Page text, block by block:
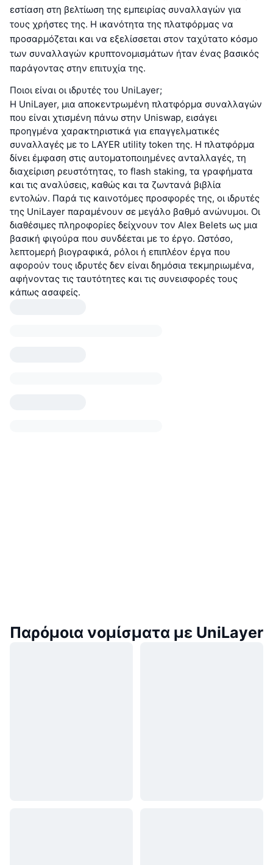
εστίαση στη βελτίωση της εμπειρίας συναλλαγών για
τους χρήστες της. Η ικανότητα της πλατφόρμας να
προσαρμόζεται και να εξελίσσεται στον ταχύτατο κόσμο
των συναλλαγών κρυπτονομισμάτων ήταν ένας βασικός
παράγοντας στην επιτυχία της.
Ποιοι είναι οι ιδρυτές του UniLayer;
Η UniLayer, μια αποκεντρωμένη πλατφόρμα συναλλαγών
που είναι χτισμένη πάνω στην Uniswap, εισάγει
προηγμένα χαρακτηριστικά για επαγγελματικές
συναλλαγές με το LAYER utility token της. Η πλατφόρμα
δίνει έμφαση στις αυτοματοποιημένες ανταλλαγές, τη
διαχείριση ρευστότητας, το flash staking, τα γραφήματα
και τις αναλύσεις, καθώς και τα ζωντανά βιβλία
εντολών. Παρά τις καινοτόμες προσφορές της, οι ιδρυτές
της UniLayer παραμένουν σε μεγάλο βαθμό ανώνυμοι. Οι
διαθέσιμες πληροφορίες δείχνουν τον Alex Belets ως μια
βασική φιγούρα που συνδέεται με το έργο. Ωστόσο,
λεπτομερή βιογραφικά, ρόλοι ή επιπλέον έργα που
αφορούν τους ιδρυτές δεν είναι δημόσια τεκμηριωμένα,
αφήνοντας τις ταυτότητες και τις συνεισφορές τους
κάπως ασαφείς.
Παρόμοια νομίσματα με UniLayer